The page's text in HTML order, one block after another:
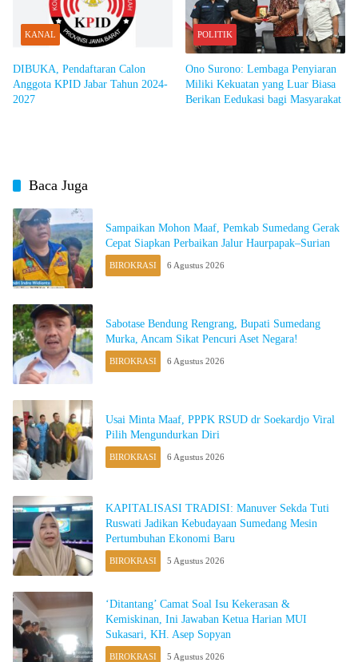
KANAL
DIBUKA, Pendaftaran Calon
Anggota KPID Jabar Tahun 2024-
2027
POLITIK
Ono Surono: Lembaga Penyiaran
Miliki Kekuatan yang Luar Biasa
Berikan Eedukasi bagi Masyarakat
Baca Juga
Sampaikan Mohon Maaf, Pemkab Sumedang Gerak
Cepat Siapkan Perbaikan Jalur Haurpapak–Surian
BIROKRASI 6 Agustus 2026
Sabotase Bendung Rengrang, Bupati Sumedang
Murka, Ancam Sikat Pencuri Aset Negara!
BIROKRASI 6 Agustus 2026
Usai Minta Maaf, PPPK RSUD dr Soekardjo Viral
Pilih Mengundurkan Diri
BIROKRASI 6 Agustus 2026
KAPITALISASI TRADISI: Manuver Sekda Tuti
Ruswati Jadikan Kebudayaan Sumedang Mesin
Pertumbuhan Ekonomi Baru
BIROKRASI 5 Agustus 2026
‘Ditantang’ Camat Soal Isu Kekerasan &
Kemiskinan, Ini Jawaban Ketua Harian MUI
Sukasari, KH. Asep Sopyan
BIROKRASI 5 Agustus 2026